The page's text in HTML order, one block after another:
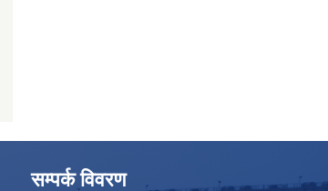
सम्पर्क विवरण